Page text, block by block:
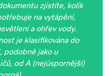
zjistíte, kolik
na vytápění,
a ohřev vody.
je klasifikována do
podobně jako u
od A (nejúspornější)